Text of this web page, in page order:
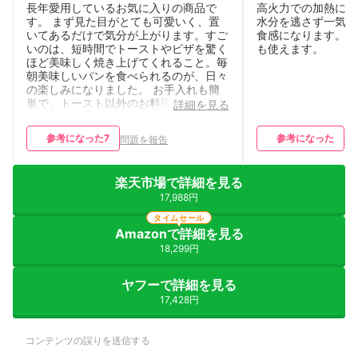
長年愛用しているお気に入りの商品で
す。 まず見た目がとても可愛いく、置
いてあるだけで気分が上がります。すご
いのは、短時間でトーストやピザを驚く
ほど美味しく焼き上げてくれること。毎
朝美味しいパンを食べられるのが、日々
の楽しみになりました。 お手入れも簡
単で、トースト以外のお料理にも活用で
で使い勝手が良く、おすすめです。
詳細を見る
参考になった7 問題を報告
高火力での加熱に
水分を逃さず一気
食感になります。
も使えます。
参考になった
楽天市場で詳細を見る
17,988円
Amazonで詳細を見る
18,299円
タイムセール
ヤフーで詳細を見る
17,428円
コンテンツの誤りを送信する